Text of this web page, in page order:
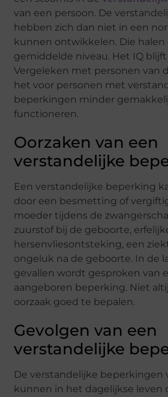
van een persoon. De
hebben zich dan niet in een
kunnen ontwikkelen. Die
gemiddelde niveau. Het IQ blijft
Vergeleken met personen van
het voor personen met
beperkingen minder
functioneren.
Oorzaken van een
verstandelijke
Een verstandelijke beperking
door een besmetting of
moeder tijdens de
zuurstof bij de geboorte,
hersenvliesontsteking, een
ongeluk na de geboorte. In de
gevallen wordt gesproken van
aangeboren beperking. Niet
oorzaak goed te bepalen.
Gevolgen van een
verstandelijke
De verstandelijke beperkingen
kunnen in het dagelijkse leven